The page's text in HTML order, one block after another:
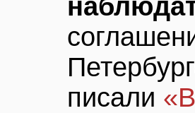
писали